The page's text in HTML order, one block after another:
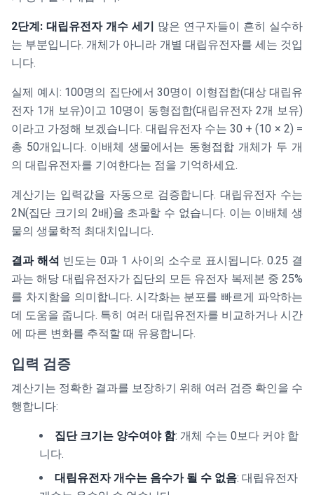
2단계: 대립유전자 개수 세기 많은 연구자들이 흔히 실수하
는 부분입니다. 개체가 아니라 개별 대립유전자를 세는 것입
니다.
실제 예시: 100명의 집단에서 30명이 이형접합(대상 대립유
전자 1개 보유)이고 10명이 동형접합(대립유전자 2개 보유)
이라고 가정해 보겠습니다. 대립유전자 수는 30 + (10 × 2) =
총 50개입니다. 이배체 생물에서는 동형접합 개체가 두 개
의 대립유전자를 기여한다는 점을 기억하세요.
계산기는 입력값을 자동으로 검증합니다. 대립유전자 수는
2N(집단 크기의 2배)을 초과할 수 없습니다. 이는 이배체 생
물의 생물학적 최대치입니다.
결과 해석 빈도는 0과 1 사이의 소수로 표시됩니다. 0.25 결
과는 해당 대립유전자가 집단의 모든 유전자 복제본 중 25%
를 차지함을 의미합니다. 시각화는 분포를 빠르게 파악하는
데 도움을 줍니다. 특히 여러 대립유전자를 비교하거나 시간
에 따른 변화를 추적할 때 유용합니다.
입력 검증
계산기는 정확한 결과를 보장하기 위해 여러 검증 확인을 수
행합니다:
집단 크기는 양수여야 함: 개체 수는 0보다 커야 합
니다.
대립유전자 개수는 음수가 될 수 없음: 대립유전자